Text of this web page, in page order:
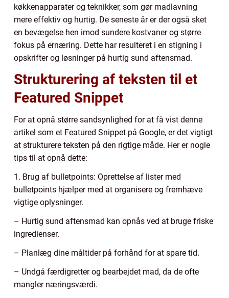
køkkenapparater og teknikker, som gør madlavning
mere effektiv og hurtig. De seneste år er der også sket
en bevægelse hen imod sundere kostvaner og større
fokus på ernæring. Dette har resulteret i en stigning i
opskrifter og løsninger på hurtig sund aftensmad.
Strukturering af teksten til et
Featured Snippet
For at opnå større sandsynlighed for at få vist denne
artikel som et Featured Snippet på Google, er det vigtigt
at strukturere teksten på den rigtige måde. Her er nogle
tips til at opnå dette:
1. Brug af bulletpoints: Oprettelse af lister med
bulletpoints hjælper med at organisere og fremhæve
vigtige oplysninger.
– Hurtig sund aftensmad kan opnås ved at bruge friske
ingredienser.
– Planlæg dine måltider på forhånd for at spare tid.
– Undgå færdigretter og bearbejdet mad, da de ofte
mangler næringsværdi.